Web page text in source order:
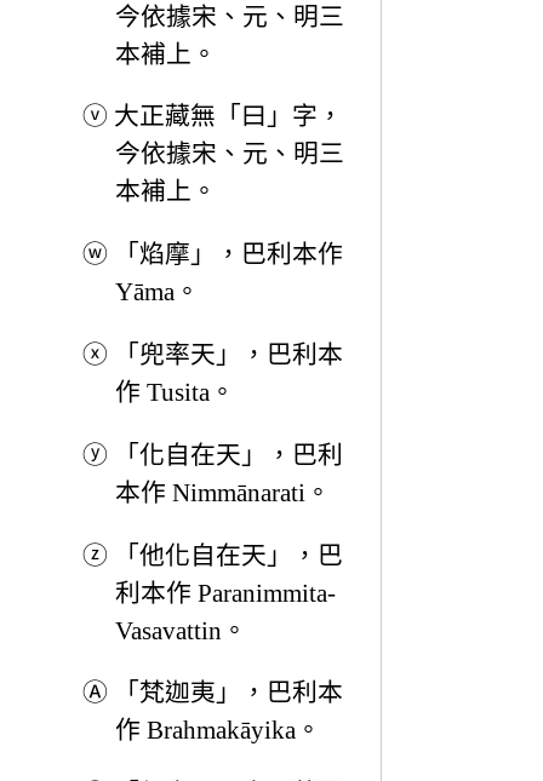
今依據宋、元、明三
本補上。
ⓥ 大正藏無「曰」字，
今依據宋、元、明三
本補上。
ⓦ
「焰摩」，巴利本作
Yāma。
ⓧ
「兜率天」，巴利本
作 Tusita。
ⓨ
「化自在天」，巴利
本作 Nimmānarati。
ⓩ
「他化自在天」，巴
利本作 Paranimmita-
Vasavattin。
Ⓐ
「梵迦夷」，巴利本
作 Brahmakāyika。